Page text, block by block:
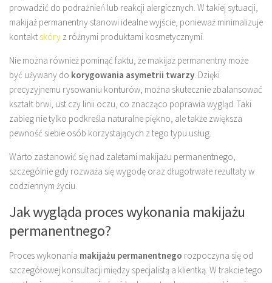
prowadzić do podrażnień lub reakcji alergicznych. W takiej sytuacji,
makijaż permanentny stanowi idealne wyjście, ponieważ minimalizuje
kontakt skóry z różnymi produktami kosmetycznymi.
Nie można również pominąć faktu, że makijaż permanentny może
być używany do korygowania asymetrii twarzy. Dzięki
precyzyjnemu rysowaniu konturów, można skutecznie zbalansować
kształt brwi, ust czy linii oczu, co znacząco poprawia wygląd. Taki
zabieg nie tylko podkreśla naturalne piękno, ale także zwiększa
pewność siebie osób korzystających z tego typu usług.
Warto zastanowić się nad zaletami makijażu permanentnego,
szczególnie gdy rozważa się wygodę oraz długotrwałe rezultaty w
codziennym życiu.
Jak wygląda proces wykonania makijażu
permanentnego?
Proces wykonania makijażu permanentnego rozpoczyna się od
szczegółowej konsultacji między specjalistą a klientką. W trakcie tego